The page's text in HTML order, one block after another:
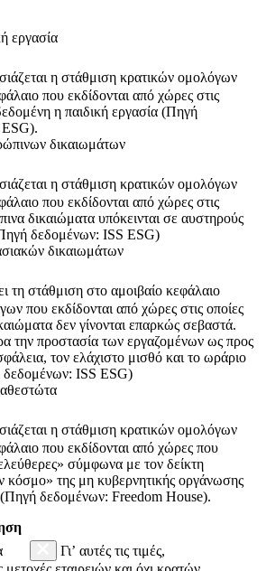
εργασία
η στάθμιση κρατικών ομολόγων
που εκδίδονται από χώρες στις
η παιδική εργασία (Πηγή
δικαιωμάτων
η στάθμιση κρατικών ομολόγων
που εκδίδονται από χώρες στις
δικαιώματα υπόκεινται σε αυστηρούς
δεδομένων: ISS ESG)
δικαιωμάτων
τη στάθμιση στο αμοιβαίο κεφάλαιο
που εκδίδονται από χώρες στις οποίες
δεν γίνονται επαρκώς σεβαστά.
την προστασία των εργαζομένων ως προς
τον ελάχιστο μισθό και το ωράριο
δεδομένων: ISS ESG)
η στάθμιση κρατικών ομολόγων
που εκδίδονται από χώρες που
σύμφωνα με τον δείκτη
κόσμο» της μη κυβερνητικής οργάνωσης
δεδομένων: Freedom House).
Γι’ αυτές τις τιμές,